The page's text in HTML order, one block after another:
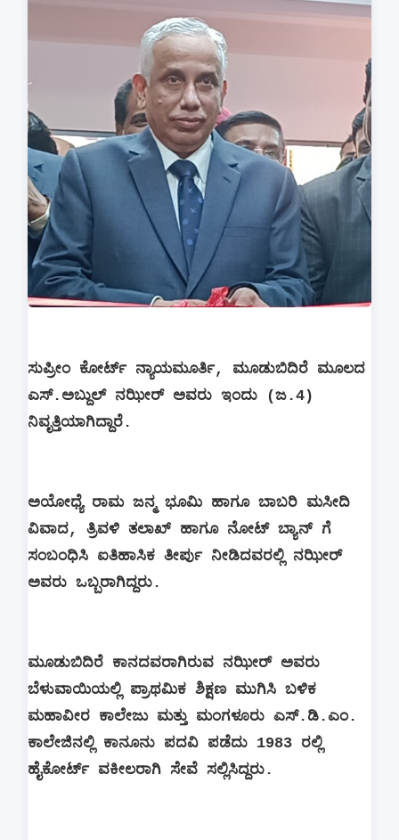
ಸುಪ್ರೀಂ ಕೋರ್ಟ್‌ ನ್ಯಾಯಮೂರ್ತಿ, ಮೂಡುಬಿದಿರೆ ಮೂಲದ
ಎಸ್.ಅಬ್ದುಲ್ ನಝೀರ್ ಅವರು ಇಂದು (ಜ.4)
ನಿವೃತ್ತಿಯಾಗಿದ್ದಾರೆ.
ಅಯೋಧ್ಯೆ ರಾಮ ಜನ್ಮ ಭೂಮಿ ಹಾಗೂ ಬಾಬರಿ ಮಸೀದಿ
ವಿವಾದ, ತ್ರಿವಳಿ ತಲಾಖ್‌ ಹಾಗೂ ನೋಟ್ ಬ್ಯಾನ್ ಗೆ
ಸಂಬಂಧಿಸಿ ಐತಿಹಾಸಿಕ ತೀರ್ಪು ನೀಡಿದವರಲ್ಲಿ ನಝೀರ್
ಅವರು ಒಬ್ಬರಾಗಿದ್ದರು.
ಮೂಡುಬಿದಿರೆ ಕಾನದವರಾಗಿರುವ ನಝೀರ್ ಅವರು
ಬೆಳುವಾಯಿಯಲ್ಲಿ ಪ್ರಾಥಮಿಕ ಶಿಕ್ಷಣ ಮುಗಿಸಿ ಬಳಿಕ
ಮಹಾವೀರ ಕಾಲೇಜು ಮತ್ತು ಮಂಗಳೂರು ಎಸ್.ಡಿ.ಎಂ.
ಕಾಲೇಜಿನಲ್ಲಿ ಕಾನೂನು ಪದವಿ ಪಡೆದು 1983 ರಲ್ಲಿ
ಹೈಕೋರ್ಟ್ ವಕೀಲರಾಗಿ ಸೇವೆ ಸಲ್ಲಿಸಿದ್ದರು.